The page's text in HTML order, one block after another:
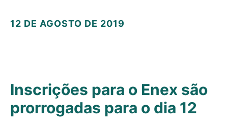
12 DE AGOSTO DE 2019
Inscrições para o Enex são
prorrogadas para o dia 12